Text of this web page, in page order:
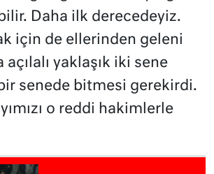
Daha ilk derecedeyiz.
için de ellerinden geleni
açılalı yaklaşık iki sene
senede bitmesi gerekirdi.
o reddi hakimlerle